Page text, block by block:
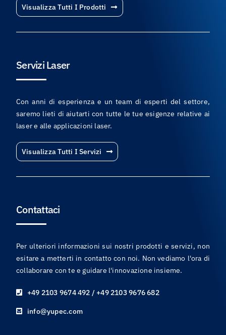
Visualizza Tutti I Prodotti
Servizi Laser
Con anni di esperienza e un team di esperti del settore,
saremo lieti di aiutarti con tutte le tue esigenze relative ai
laser e alle applicazioni laser.
Visualizza Tutti I Servizi
Contattaci
Per ulteriori informazioni sui nostri prodotti e servizi, non
esitare a metterti in contatto con noi. Non vediamo l'ora di
collaborare con te e guidare l'innovazione insieme.
+49 2103 9674 492 / +49 2103 9676 682
info@yupec.com